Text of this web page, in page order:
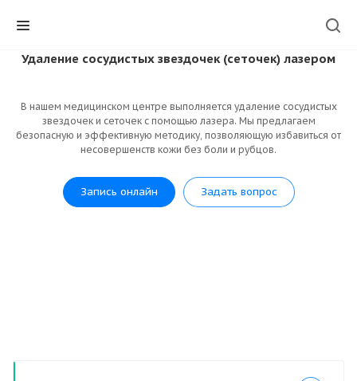
Удаление сосудистых звездочек (сеточек) лазером
В нашем медицинском центре выполняется удаление сосудистых
звездочек и сеточек с помощью лазера. Мы предлагаем
безопасную и эффективную методику, позволяющую избавиться от
несовершенств кожи без боли и рубцов.
Запись онлайн Задать вопрос